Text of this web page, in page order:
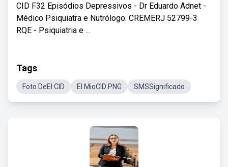
CID F32 Episódios Depressivos - Dr Eduardo Adnet -
Médico Psiquiatra e Nutrólogo. CREMERJ 52799-3
RQE - Psiquiatria e ...
Tags
Foto DeEl CID El MioCID PNG SMSSignificado